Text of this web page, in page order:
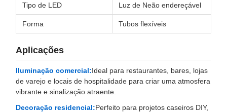
Tipo de LED Luz de Neão endereçável
Forma Tubos flexíveis
Aplicações
Iluminação comercial:Ideal para restaurantes, bares, lojas
de varejo e locais de hospitalidade para criar uma atmosfera
vibrante e sinalização atraente.
Decoração residencial:Perfeito para projetos caseiros DIY,